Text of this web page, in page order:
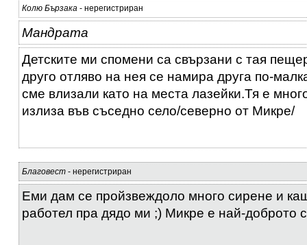
Колю Бързака - нерегистриран
Мандрата
Детските ми спомени са свързани с тая
друго отляво на нея се намира друга по-
сме влизали като на места лазейки.Тя е
излиза във съседно село/северно от Микре/
Благовест - нерегистриран
Еми дам се пройзвеждоло много сирене и
работел пра дядо ми ;) Микре е най-доброто